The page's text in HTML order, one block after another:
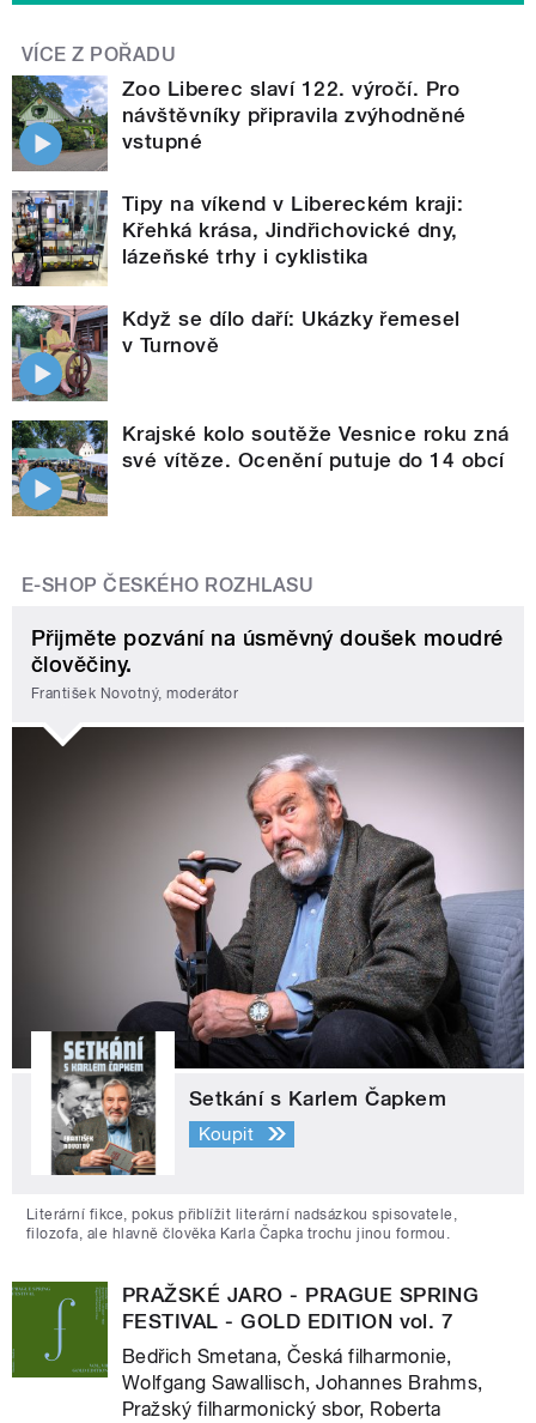
VÍCE Z POŘADU
Zoo Liberec slaví 122. výročí. Pro
návštěvníky připravila zvýhodněné
vstupné
Tipy na víkend v Libereckém kraji:
Křehká krása, Jindřichovické dny,
lázeňské trhy i cyklistika
Když se dílo daří: Ukázky řemesel
v Turnově
Krajské kolo soutěže Vesnice roku zná
své vítěze. Ocenění putuje do 14 obcí
E-SHOP ČESKÉHO ROZHLASU
Přijměte pozvání na úsměvný doušek moudré
člověčiny.
František Novotný, moderátor
Setkání s Karlem Čapkem
Koupit
Literární fikce, pokus přiblížit literární nadsázkou spisovatele,
filozofa, ale hlavně člověka Karla Čapka trochu jinou formou.
PRAŽSKÉ JARO - PRAGUE SPRING
FESTIVAL - GOLD EDITION vol. 7
Bedřich Smetana, Česká filharmonie,
Wolfgang Sawallisch, Johannes Brahms,
Pražský filharmonický sbor, Roberta